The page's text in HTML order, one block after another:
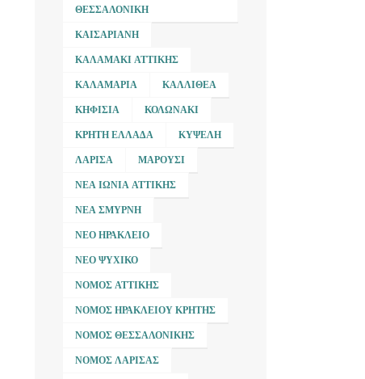
ΘΕΣΣΑΛΟΝΊΚΗ
ΚΑΙΣΑΡΙΑΝΉ
ΚΑΛΑΜΆΚΙ ΑΤΤΙΚΉΣ
ΚΑΛΑΜΑΡΙΆ ΚΑΛΛΙΘΈΑ
ΚΗΦΙΣΙΆ ΚΟΛΩΝΆΚΙ
ΚΡΉΤΗ ΕΛΛΆΔΑ ΚΥΨΈΛΗ
ΛΆΡΙΣΑ ΜΑΡΟΎΣΙ
ΝΈΑ ΙΩΝΊΑ ΑΤΤΙΚΉΣ
ΝΈΑ ΣΜΎΡΝΗ
ΝΈΟ ΗΡΆΚΛΕΙΟ
ΝΈΟ ΨΥΧΙΚΌ
ΝΟΜΌΣ ΑΤΤΙΚΉΣ
ΝΟΜΌΣ ΗΡΑΚΛΕΊΟΥ ΚΡΉΤΗΣ
ΝΟΜΌΣ ΘΕΣΣΑΛΟΝΊΚΗΣ
ΝΟΜΌΣ ΛΆΡΙΣΑΣ